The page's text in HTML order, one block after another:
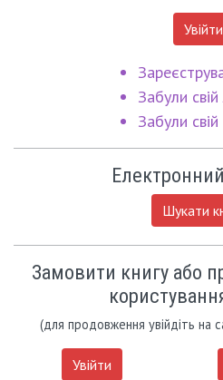
Увійти
Забули свій
Забули
Шукати
Замовити книгу або
(для продовження увійдіть на
Увійти